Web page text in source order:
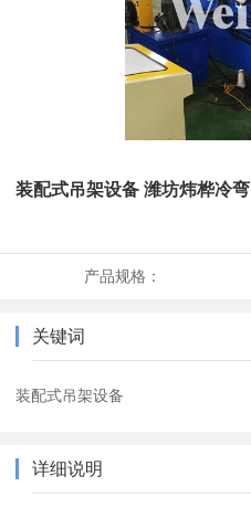
装配式吊架设备 潍坊炜桦冷弯
产品规格：
关键词
装配式吊架设备
详细说明